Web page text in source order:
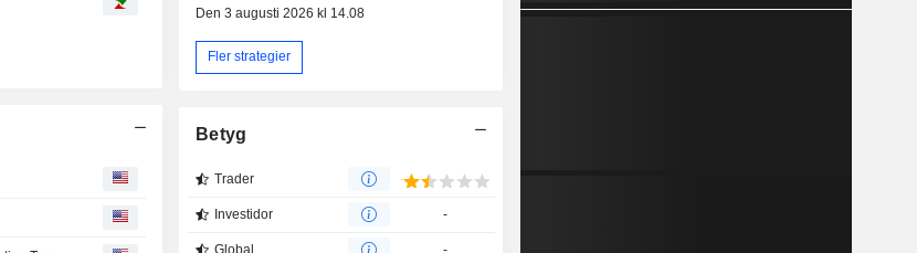
Den 3 augusti 2026 kl 14.08
Fler strategier
Betyg
Trader
Investidor -
Global -